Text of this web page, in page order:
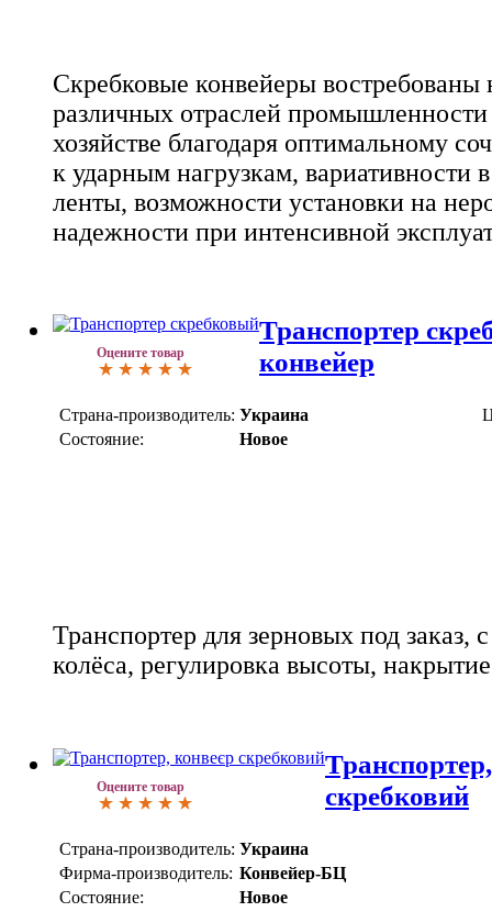
Скребковые конвейеры востребованы
различных отраслей промышленности
хозяйстве благодаря оптимальному
к ударным нагрузкам, вариативности
ленты, возможности установки на
надежности при интенсивной
Оцените товар
Транспортер
конвейер
Страна-производитель: Украина
Состояние:
Новое
Транспортер для зерновых под
колёса, регулировка высоты,
Оцените товар
скребковий
Страна-производитель: Украина
Фирма-производитель: Конвейер-БЦ
Состояние:
Новое